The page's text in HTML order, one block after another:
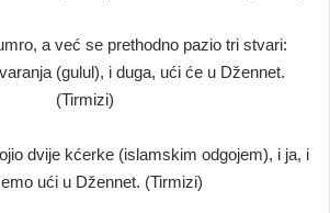
a već se prethodno pazio tri stvari:
(gulul), i duga, ući će u Džennet.
(Tirmizi)
dvije kćerke (islamskim odgojem), i ja, i
ući u Džennet. (Tirmizi)